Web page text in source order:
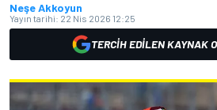
Neşe Akkoyun
Yayın tarihi: 22 Nis 2026 12:25
TERCIH EDILEN KAYNAK